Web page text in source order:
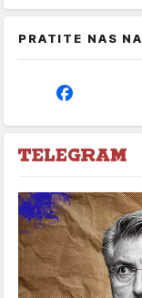
PRATITE NAS NA